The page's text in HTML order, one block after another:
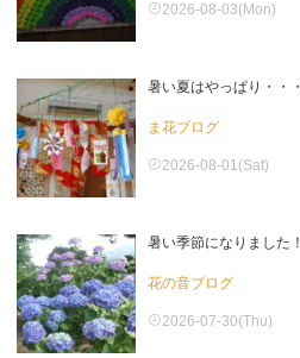
2026-08-03(Mon)
暑い夏はやっぱり・・・
ま花ブログ
2026-08-01(Sat)
暑い季節になりました！
花の音ブログ
2026-07-30(Thu)